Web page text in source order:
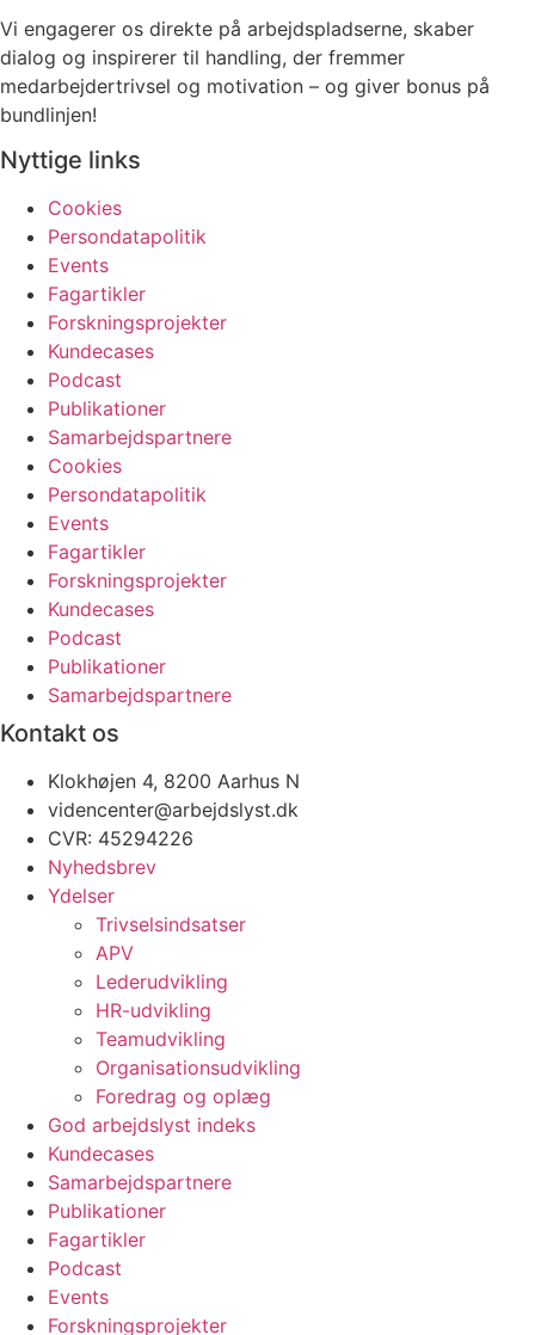
Vi engagerer os direkte på arbejdspladserne, skaber
dialog og inspirerer til handling, der fremmer
medarbejdertrivsel og motivation – og giver bonus på
bundlinjen!
Nyttige links
Cookies
Persondatapolitik
Events
Fagartikler
Forskningsprojekter
Kundecases
Podcast
Publikationer
Samarbejdspartnere
Cookies
Persondatapolitik
Events
Fagartikler
Forskningsprojekter
Kundecases
Podcast
Publikationer
Samarbejdspartnere
Kontakt os
Klokhøjen 4, 8200 Aarhus N
videncenter@arbejdslyst.dk
CVR: 45294226
Nyhedsbrev
Ydelser
Trivselsindsatser
APV
Lederudvikling
HR-udvikling
Teamudvikling
Organisationsudvikling
Foredrag og oplæg
God arbejdslyst indeks
Kundecases
Samarbejdspartnere
Publikationer
Fagartikler
Podcast
Events
Forskningsprojekter